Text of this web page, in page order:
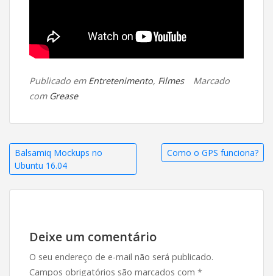
Publicado em Entretenimento, Filmes
Marcado
com Grease
Navegação
de
Balsamiq Mockups no
Ubuntu 16.04
Como o GPS funciona?
Deixe um comentário
O seu endereço de e-mail não será publicado.
Campos obrigatórios são marcados com *